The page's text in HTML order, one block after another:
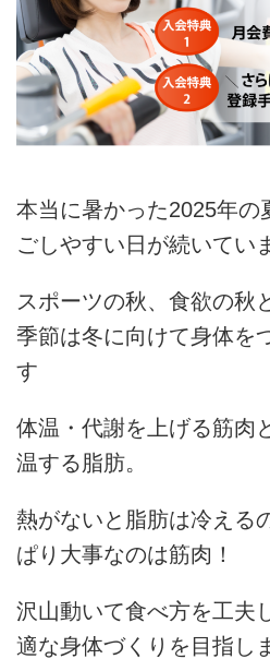
本当に暑かった2025年の
ごしやすい日が続いてい
スポーツの秋、食欲の秋
季節は冬に向けて身体を
す
体温・代謝を上げる筋肉
温する脂肪。
熱がないと脂肪は冷える
ぱり大事なのは筋肉！
沢山動いて食べ方を工夫
適な身体づくりを目指し